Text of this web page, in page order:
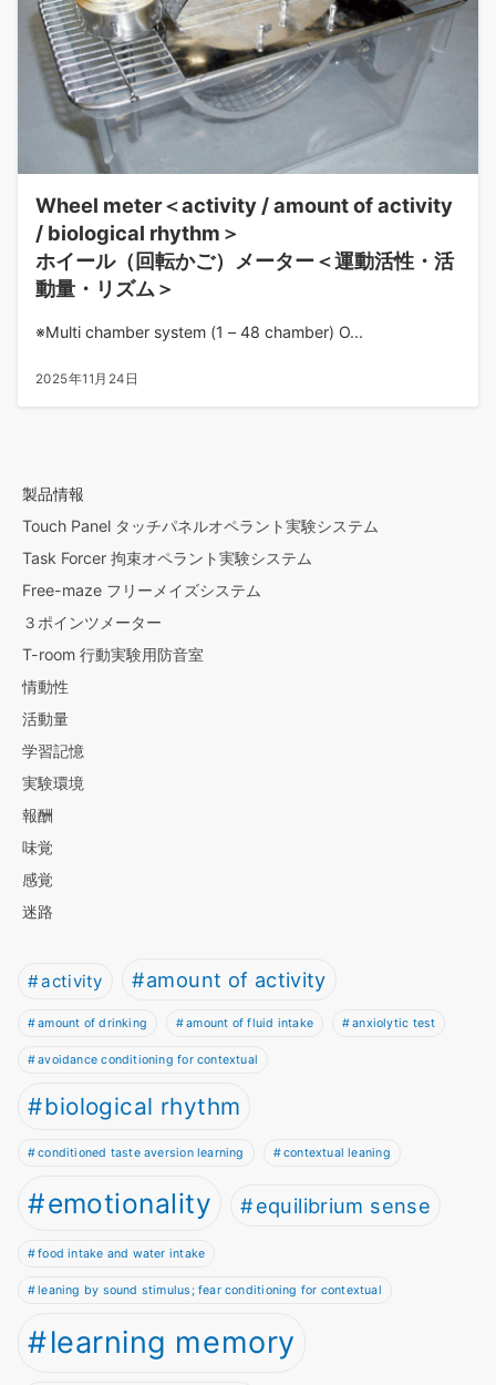
Wheel meter＜activity / amount of activity
/ biological rhythm＞
ホイール（回転かご）メーター＜運動活性・活
動量・リズム＞
※Multi chamber system (1 – 48 chamber) O...
2025年11月24日
製品情報
Touch Panel タッチパネルオペラント実験システム
Task Forcer 拘束オペラント実験システム
Free-maze フリーメイズシステム
３ポインツメーター
T-room 行動実験用防音室
情動性
活動量
学習記憶
実験環境
報酬
味覚
感覚
迷路
activity amount of activity
amount of drinking amount of fluid intake anxiolytic test
avoidance conditioning for contextual
biological rhythm
conditioned taste aversion learning contextual leaning
emotionality equilibrium sense
food intake and water intake
leaning by sound stimulus; fear conditioning for contextual
learning memory